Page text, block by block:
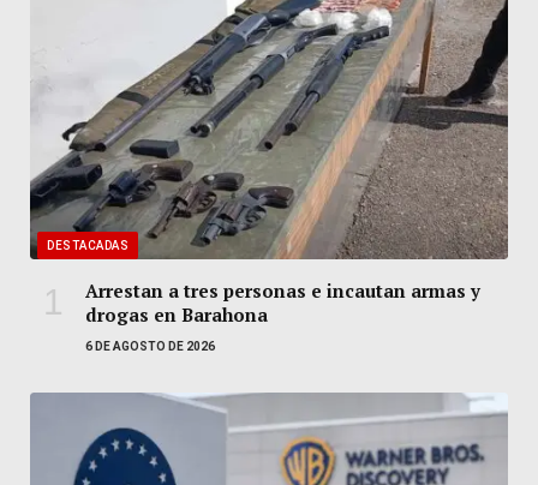
DESTACADAS
Arrestan a tres personas e incautan armas y
drogas en Barahona
6 DE AGOSTO DE 2026